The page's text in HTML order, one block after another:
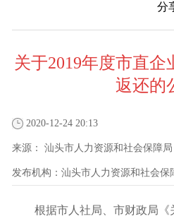
分
关于2019年度市直
返还的
2020-12-24 20:13
来源： 汕头市人力资源和社会保障局
发布机构： 汕头市人力资源和社会保
根据市人社局、市财政局《